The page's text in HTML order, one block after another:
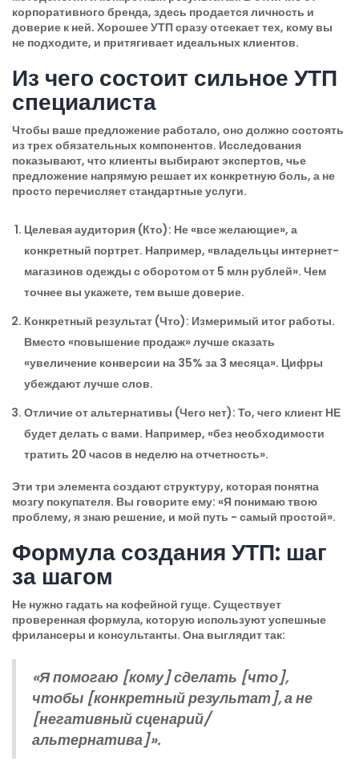
корпоративного бренда, здесь продается личность и
доверие к ней. Хорошее УТП сразу отсекает тех, кому вы
не подходите, и притягивает идеальных клиентов.
Из чего состоит сильное УТП
специалиста
Чтобы ваше предложение работало, оно должно состоять
из трех обязательных компонентов. Исследования
показывают, что клиенты выбирают экспертов, чье
предложение напрямую решает их конкретную боль, а не
просто перечисляет стандартные услуги.
Целевая аудитория (Кто): Не «все желающие», а
конкретный портрет. Например, «владельцы интернет-
магазинов одежды с оборотом от 5 млн рублей». Чем
точнее вы укажете, тем выше доверие.
Конкретный результат (Что): Измеримый итог работы.
Вместо «повышение продаж» лучше сказать
«увеличение конверсии на 35% за 3 месяца». Цифры
убеждают лучше слов.
Отличие от альтернативы (Чего нет): То, чего клиент НЕ
будет делать с вами. Например, «без необходимости
тратить 20 часов в неделю на отчетность».
Эти три элемента создают структуру, которая понятна
мозгу покупателя. Вы говорите ему: «Я понимаю твою
проблему, я знаю решение, и мой путь - самый простой».
Формула создания УТП: шаг
за шагом
Не нужно гадать на кофейной гуще. Существует
проверенная формула, которую используют успешные
фрилансеры и консультанты. Она выглядит так:
«Я помогаю [кому] сделать [что],
чтобы [конкретный результат], а не
[негативный сценарий/
альтернатива]».